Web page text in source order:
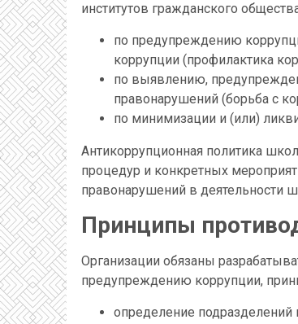
институтов гражданского
по предупреждению
коррупции (профилактика
по выявлению,
правонарушений (борьба с
по минимизации и (или)
Антикоррупционная политика
процедур и конкретных
правонарушений в деятельности
Принципы
Организации обязаны
предупреждению коррупции,
определение